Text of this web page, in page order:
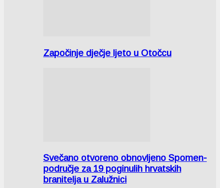
Započinje dječje ljeto u Otočcu
Svečano otvoreno obnovljeno Spomen-
područje za 19 poginulih hrvatskih
branitelja u Zalužnici